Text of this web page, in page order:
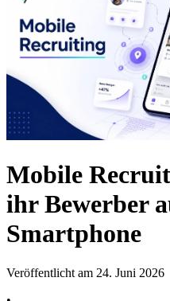
Mobile
ihr Bewerber
Smartphone
Veröffentlicht am 24. Juni 2026